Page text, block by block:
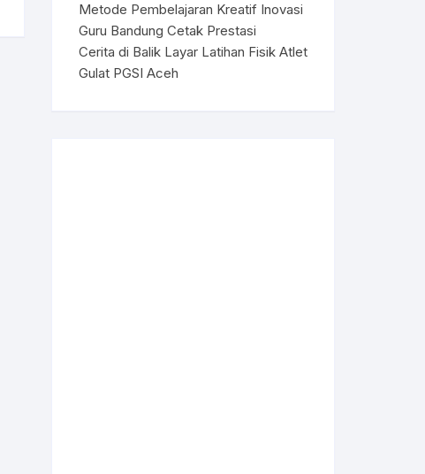
Metode Pembelajaran Kreatif Inovasi
Guru Bandung Cetak Prestasi
Cerita di Balik Layar Latihan Fisik Atlet
Gulat PGSI Aceh